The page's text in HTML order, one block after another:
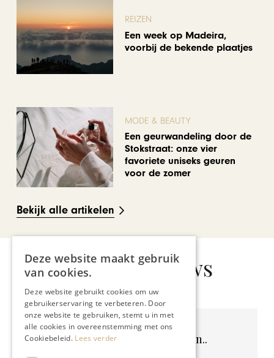
REIZEN
Een week op Madeira,
voorbij de bekende plaatjes
MODE & BEAUTY
Een geurwandeling door de
Stokstraat: onze vier
favoriete uniseks geuren
voor de zomer
Bekijk alle artikelen
Gerelateerd nieuws
Geen resultaten gevonden..
Deze website maakt gebruik
van cookies.
Deze website gebruikt cookies om uw
gebruikerservaring te verbeteren. Door
onze website te gebruiken, stemt u in met
alle cookies in overeenstemming met ons
Cookiebeleid. Lees verder